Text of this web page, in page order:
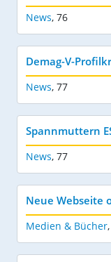
News, 76
Demag-V-
News, 77
Spannmuttern
News, 77
Neue Webseite
Medien & Bücher,